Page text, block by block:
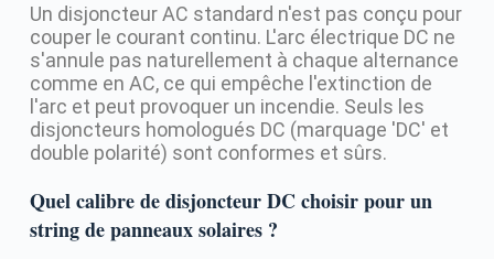
Un disjoncteur AC standard n'est pas conçu pour
couper le courant continu. L'arc électrique DC ne
s'annule pas naturellement à chaque alternance
comme en AC, ce qui empêche l'extinction de
l'arc et peut provoquer un incendie. Seuls les
disjoncteurs homologués DC (marquage 'DC' et
double polarité) sont conformes et sûrs.
Quel calibre de disjoncteur DC choisir pour un
string de panneaux solaires ?